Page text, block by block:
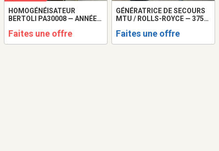
HOMOGÉNÉISATEUR
BERTOLI PA30008 — ANNÉE
Faites une offre
GÉNÉRATRICE DE SECOURS
MTU / ROLLS-ROYCE — 375
Faites une offre